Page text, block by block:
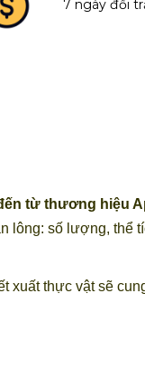
7 ngày đổi
từ thương hiệu
lông: số lượng, thể
xuất thực vật sẽ